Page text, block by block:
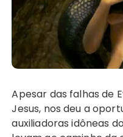
Apesar das falhas de Eva, Deus, por intermédio de
Jesus, nos deu a
auxiliadoras idôneas